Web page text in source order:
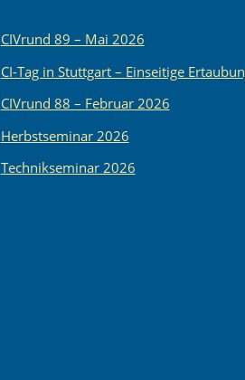
CIVrund 89 – Mai 2026
CI-Tag in Stuttgart – Einseitige
CIVrund 88 – Februar 2026
Herbstseminar 2026
Technikseminar 2026